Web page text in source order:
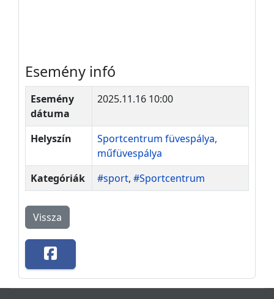
Esemény infó
Esemény
dátuma
2025.11.16 10:00
Helyszín
Sportcentrum füvespálya,
műfüvespálya
Kategóriák
#sport, #Sportcentrum
Vissza